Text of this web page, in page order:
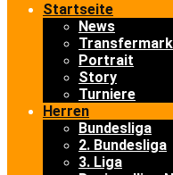
Startseite
News
Portrait
Story
Turniere
Herren
Bundesliga
2. Bundesliga
3. Liga